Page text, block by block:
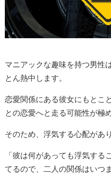
マニアックな趣味を持つ男性
とん熱中します。
恋愛関係にある彼女にもとこ
との恋愛へと走る可能性が極
そのため、浮気する心配があ
「彼は何があっても浮気する
てるので、二人の関係はいつ